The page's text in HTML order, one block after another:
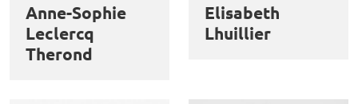
Anne-Sophie
Leclercq
Therond
Elisabeth
Lhuillier